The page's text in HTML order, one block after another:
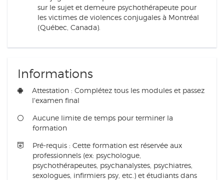
sur le sujet et demeure psychothérapeute pour
les victimes de violences conjugales à Montréal
(Québec, Canada).
Informations
Attestation : Complétez tous les modules et passez
l'examen final
Aucune limite de temps pour terminer la
formation
Pré-requis : Cette formation est réservée aux
professionnels (ex: psychologue,
psychothérapeutes, psychanalystes, psychiatres,
sexologues, infirmiers psy, etc.) et étudiants dans